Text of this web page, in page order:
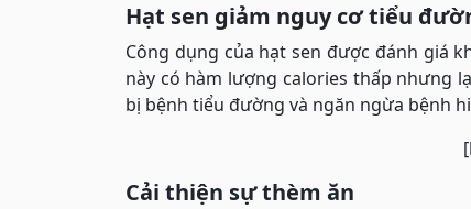
Hạt sen giảm nguy cơ tiểu
Công dụng của hạt sen được đánh giá
này có hàm lượng calories thấp nhưng
bị bệnh tiểu đường và ngăn ngừa bệnh
Cải thiện sự thèm ăn